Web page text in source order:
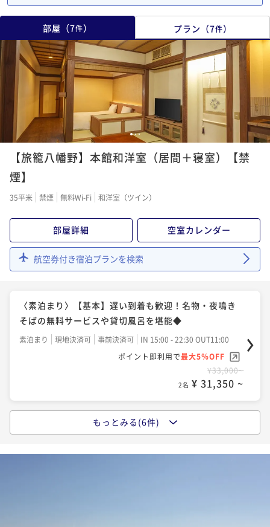
部屋 （7件） プラン （7件）
123
【旅籠八幡野】本館和洋室（居間＋寝室）【禁
煙】
35平米 禁煙 無料Wi-Fi 和洋室（ツイン）
部屋詳細 空室カレンダー
航空券付き宿泊プランを検索
〈素泊まり〉【基本】遅い到着も歓迎！名物・夜鳴き
そばの無料サービスや貸切風呂を堪能◆
素泊まり 現地決済可 事前決済可
IN 15:00 - 22:30 OUT11:00
ポイント即利用で最大5％OFF
¥33,000~
2名 ¥ 31,350 ~
〈朝食付〉【基本】遅い到着も歓迎！和食か洋食を選
もっとみる(6件)